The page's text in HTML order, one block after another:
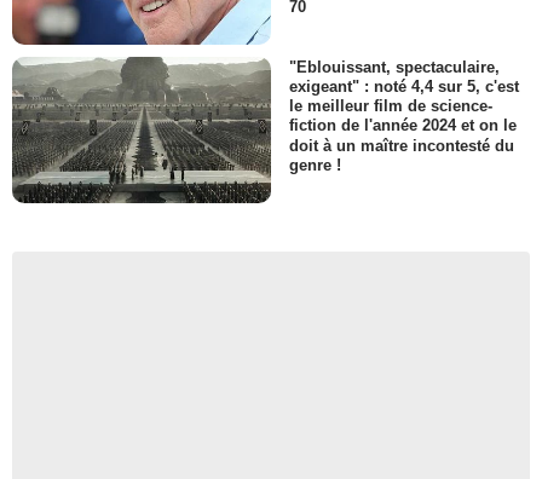
70
"Eblouissant, spectaculaire,
exigeant" : noté 4,4 sur 5, c'est
le meilleur film de science-
fiction de l'année 2024 et on le
doit à un maître incontesté du
genre !